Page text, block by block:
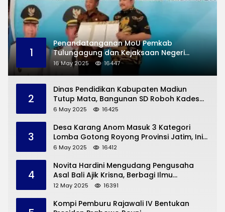
1
Penandatanganan MoU Pemkab
Tulungagung dan Kejaksaan Negeri
Permasalahan Hukum
16 May 2025 16447
2
Dinas Pendidikan Kabupaten Madiun
Tutup Mata, Bangunan SD Roboh Kades
Dermorejo Bangun Pakai Dana Pribadi
6 May 2025 16425
3
Desa Karang Anom Masuk 3 Kategori
Lomba Gotong Royong Provinsi Jatim, Ini
yang Disampaikan Sekda Trenggalek
6 May 2025 16412
4
Novita Hardini Mengudang Pengusaha
Asal Bali Ajik Krisna, Berbagi Ilmu
Pengembangan Pariwisata dan UMKM
12 May 2025 16391
Kompi Pemburu Rajawali IV Bentukan